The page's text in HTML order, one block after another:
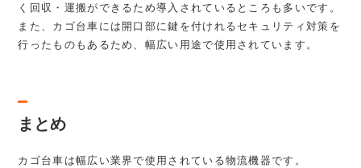
く回収・運搬ができるため導入されているところも多いです。
また、カゴ台車には開口部に鍵を付けれるセキュリティ対策を
行ったものもあるため、幅広い用途で使用されています。
まとめ
カゴ台車は幅広い業界で使用されている物流機器です。